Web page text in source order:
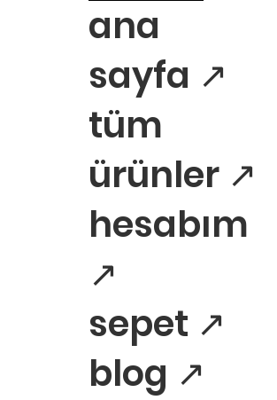
ana
sayfa ↗
tüm
ürünler ↗
hesabım
↗
sepet ↗
blog ↗